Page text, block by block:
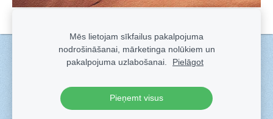
Sīkdatnes
Veidots arSadarbe- labo mājas lapu ģeneratoru.
Mēs lietojam sīkfailus pakalpojuma
nodrošināšanai, mārketinga nolūkiem un
pakalpojuma uzlabošanai.
Pielāgot
Pieņemt visus